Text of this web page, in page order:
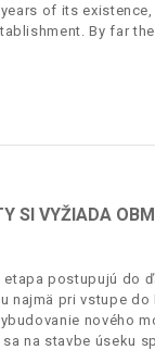
of its
By far
SI VYŽIADA
postupujú do
pri vstupe do
nového
na stavbe úseku